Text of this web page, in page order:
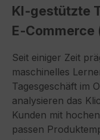
KI‑gestützte
E‑Commerce
Seit einiger Zeit
maschinelles
Tagesgeschäft im
analysieren das
Kunden mit
passen